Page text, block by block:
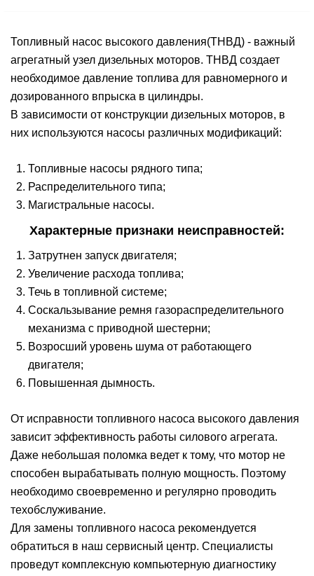
Топливный насос высокого давления(ТНВД) - важный
агрегатный узел дизельных моторов. ТНВД создает
необходимое давление топлива для равномерного и
дозированного впрыска в цилиндры.
В зависимости от конструкции дизельных моторов, в
них используются насосы различных модификаций:
Топливные насосы рядного типа;
Распределительного типа;
Магистральные насосы.
Характерные признаки неисправностей:
Затрутнен запуск двигателя;
Увеличение расхода топлива;
Течь в топливной системе;
Соскальзывание ремня газораспределительного
механизма с приводной шестерни;
Возросший уровень шума от работающего
двигателя;
Повышенная дымность.
От исправности топливного насоса высокого давления
зависит эффективность работы силового агрегата.
Даже небольшая поломка ведет к тому, что мотор не
способен вырабатывать полную мощность. Поэтому
необходимо своевременно и регулярно проводить
техобслуживание.
Для замены топливного насоса рекомендуется
обратиться в наш сервисный центр. Специалисты
проведут комплексную компьютерную диагностику